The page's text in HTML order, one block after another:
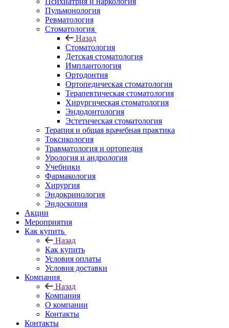
Пульмонология
Ревматология
Стоматология
Назад
Стоматология
Детская стоматология
Имплантология
Ортодонтия
Ортопедическая стоматология
Терапевтическая стоматология
Хирургическая стоматология
Эндодонтология
Эстетическая стоматология
Терапия и общая врачебная практика
Токсикология
Травматология и ортопедия
Урология и андрология
Учебники
Фармакология
Хирургия
Эндокринология
Эндоскопия
Акции
Мероприятия
Как купить
Назад
Как купить
Условия оплаты
Условия доставки
Компания
Назад
Компания
О компании
Контакты
Контакты